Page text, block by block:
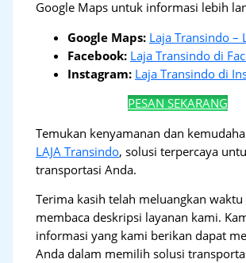
Google Maps untuk informasi lebih
Google Maps: Laja Transindo –
Facebook: Laja Transindo di
Instagram: Laja Transindo di
PESAN SEKARANG
Temukan kenyamanan dan
LAJA Transindo, solusi terpercaya
transportasi Anda.
Terima kasih telah meluangkan
membaca deskripsi layanan kami.
informasi yang kami berikan dapat
Anda dalam memilih solusi